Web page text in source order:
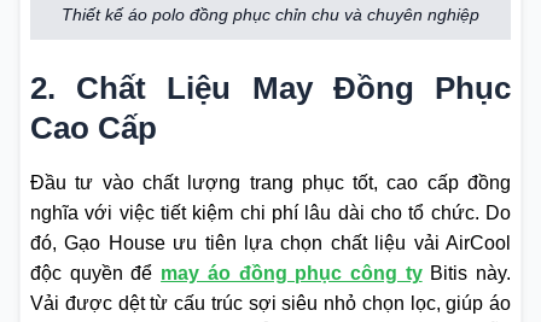
Thiết kế áo polo đồng phục chỉn chu và chuyên nghiệp
2. Chất Liệu May Đồng Phục
Cao Cấp
Đầu tư vào chất lượng trang phục tốt, cao cấp đồng
nghĩa với việc tiết kiệm chi phí lâu dài cho tổ chức. Do
đó, Gạo House ưu tiên lựa chọn chất liệu vải AirCool
độc quyền để may áo đồng phục công tyBitis này.
Vải được dệt từ cấu trúc sợi siêu nhỏ chọn lọc, giúp áo